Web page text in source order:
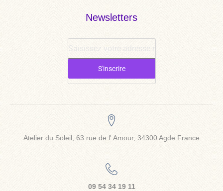
Newsletters
S'inscrire
Atelier du Soleil, 63 rue de l' Amour, 34300 Agde France
09 54 34 19 11